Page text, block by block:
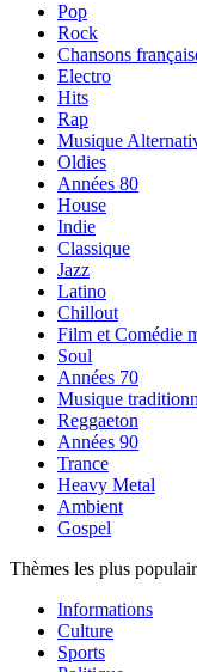
Pop
Rock
Chansons
Electro
Hits
Rap
Musique
Oldies
Années 80
House
Indie
Classique
Jazz
Latino
Chillout
Film et Comédie
Soul
Années 70
Musique
Reggaeton
Années 90
Trance
Heavy Metal
Ambient
Gospel
Thèmes les plus
Informations
Culture
Sports